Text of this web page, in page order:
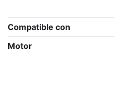
Compatible con
Motor